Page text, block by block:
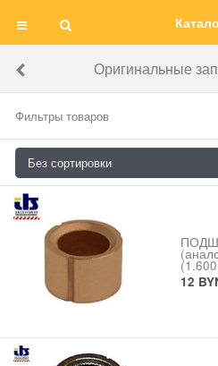
Оригинальные
Фильтры товаров
12